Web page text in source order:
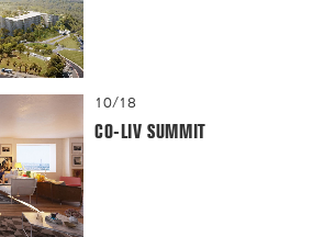
10/18
CO-LIV SUMMIT